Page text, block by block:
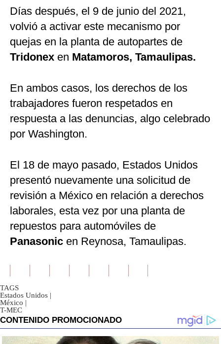
Días después, el 9 de junio del 2021,
volvió a activar este mecanismo por
quejas en la planta de autopartes de
Tridonex en Matamoros, Tamaulipas.
En ambos casos, los derechos de los
trabajadores fueron respetados en
respuesta a las denuncias, algo celebrado
por Washington.
El 18 de mayo pasado, Estados Unidos
presentó nuevamente una solicitud de
revisión a México en relación a derechos
laborales, esta vez por una planta de
repuestos para automóviles de
Panasonic en Reynosa, Tamaulipas.
TAGS
Estados Unidos |
México |
T-MEC